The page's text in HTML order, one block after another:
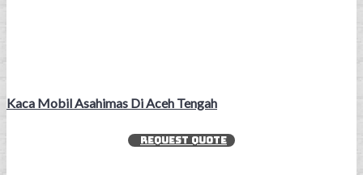
Kaca Mobil Asahimas Di Aceh Tengah
REQUEST QUOTE